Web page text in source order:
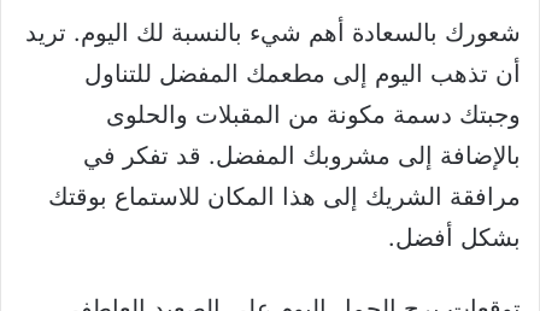
شعورك بالسعادة أهم شيء بالنسبة لك اليوم. تريد
أن تذهب اليوم إلى مطعمك المفضل للتناول
وجبتك دسمة مكونة من المقبلات والحلوى
بالإضافة إلى مشروبك المفضل. قد تفكر في
مرافقة الشريك إلى هذا المكان للاستماع بوقتك
بشكل أفضل.